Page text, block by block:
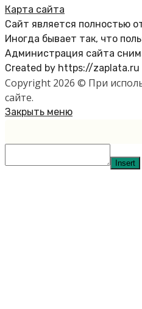
Карта сайта
Сайт является полностью
Иногда бывает так, что
Администрация сайта
Created by https://zaplata.ru
Copyright 2026 © При
сайте.
Закрыть меню
Insert